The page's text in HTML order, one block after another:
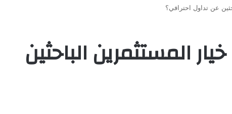
لماذا أصبحت MFG Invest خيار المستثمرين الباحثين